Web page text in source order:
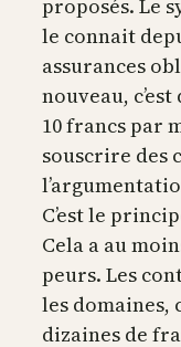
proposés. Le
le connait
assurances
nouveau,
10 francs par
souscrire des
C’est le
Cela a au
peurs. Les
les domaines,
dizaines de